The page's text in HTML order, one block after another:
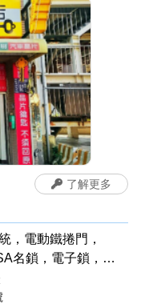
，電動鐵捲門，
名鎖，電子鎖，各
，遙控器安裝拷貝，
，晶片鎖匙，汽車開
了解更多